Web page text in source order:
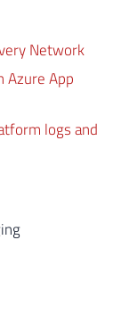
Network
Azure App
logs and